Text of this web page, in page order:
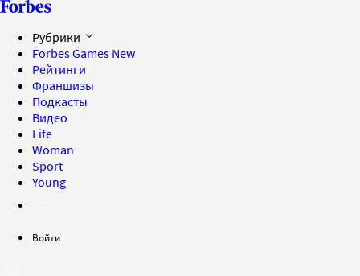
Рубрики
Forbes Games New
Рейтинги
Франшизы
Подкасты
Видео
Life
Woman
Sport
Young
Войти